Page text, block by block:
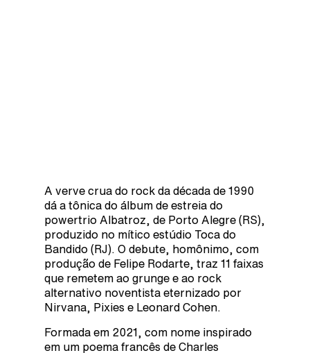
A verve crua do rock da década de 1990
dá a tônica do álbum de estreia do
powertrio Albatroz, de Porto Alegre (RS),
produzido no mítico estúdio Toca do
Bandido (RJ). O debute, homônimo, com
produção de Felipe Rodarte, traz 11 faixas
que remetem ao grunge e ao rock
alternativo noventista eternizado por
Nirvana, Pixies e Leonard Cohen.
Formada em 2021, com nome inspirado
em um poema francês de Charles